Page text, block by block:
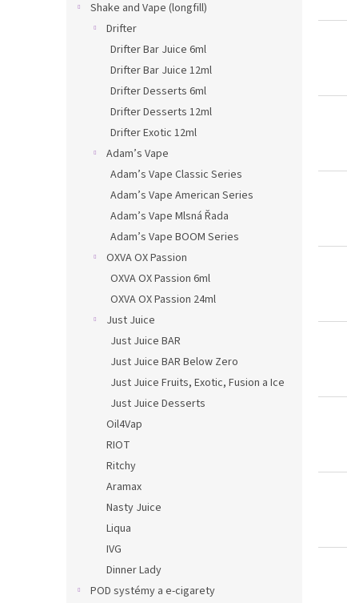
Shake and Vape (longfill)
Drifter
Drifter Bar Juice 6ml
Drifter Bar Juice 12ml
Drifter Desserts 6ml
Drifter Desserts 12ml
Drifter Exotic 12ml
Adam’s Vape
Adam’s Vape Classic Series
Adam’s Vape American Series
Adam’s Vape Mlsná Řada
Adam’s Vape BOOM Series
OXVA OX Passion
OXVA OX Passion 6ml
OXVA OX Passion 24ml
Just Juice
Just Juice BAR
Just Juice BAR Below Zero
Just Juice Fruits, Exotic, Fusion a Ice
Just Juice Desserts
Oil4Vap
RIOT
Ritchy
Aramax
Nasty Juice
Liqua
IVG
Dinner Lady
POD systémy a e-cigarety